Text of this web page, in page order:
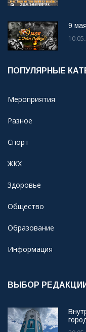
9
ПОПУЛЯРНЫЕ
Мероприятия
Разное
Спорт
ЖКХ
Здоровье
Общество
Образование
Информация
ВЫБОР РЕДАКЦИИ